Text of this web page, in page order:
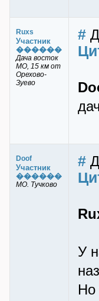
Ruxs
Участник
������
Дача восток
МО, 15 км от
Орехово-
Зуево
#
Doof
Участник
������
МО. Тучково
#
У
Но